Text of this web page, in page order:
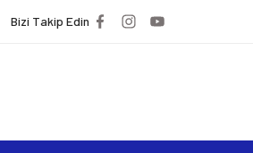
Bizi Takip Edin